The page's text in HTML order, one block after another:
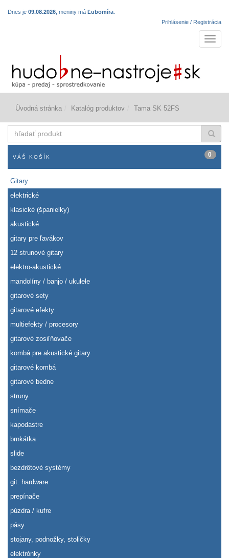
Dnes je 09.08.2026 , meniny má Ľubomíra
Prihlásenie / Registrácia
Úvodná stránka Katalóg produktov Tama SK 52FS
produkt
VÁŠ KOŠÍK 0
Gitary
elektrické
klasické (španielky)
akustické
gitary pre ľavákov
12 strunové gitary
elektro-akustické
mandolíny / banjo / ukulele
gitarové sety
gitarové efekty
multiefekty / procesory
gitarové zosiľňovače
kombá pre akustické gitary
gitarové kombá
gitarové bedne
struny
snímače
kapodastre
brnkátka
slide
bezdrôtové systémy
git. hardware
prepínače
púzdra / kufre
pásy
stojany, podnožky, stoličky
elektrónky